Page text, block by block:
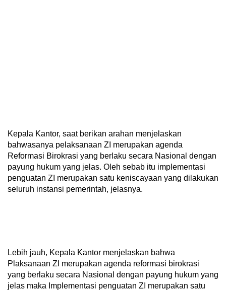
Kepala Kantor, saat berikan arahan menjelaskan
bahwasanya pelaksanaan ZI merupakan agenda
Reformasi Birokrasi yang berlaku secara Nasional dengan
payung hukum yang jelas. Oleh sebab itu implementasi
penguatan ZI merupakan satu keniscayaan yang dilakukan
seluruh instansi pemerintah, jelasnya.
Lebih jauh, Kepala Kantor menjelaskan bahwa
Plaksanaan ZI merupakan agenda reformasi birokrasi
yang berlaku secara Nasional dengan payung hukum yang
jelas maka Implementasi penguatan ZI merupakan satu